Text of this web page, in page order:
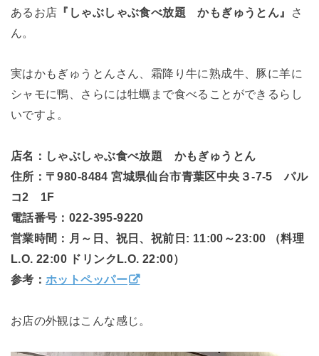
あるお店 『しゃぶしゃぶ食べ放題 かもぎゅうとん』
さ
ん。
実はかもぎゅうとんさん、霜降り牛に熟成牛、豚に羊に
シャモに鴨、さらには牡蠣まで食べることができるらし
いですよ。
店名：しゃぶしゃぶ食べ放題 かもぎゅうとん
住所：〒980-8484 宮城県仙台市青葉区中央３-7-5 パル
コ2 1F
電話番号：022-395-9220
営業時間：月～日、祝日、祝前日: 11:00～23:00 （料理
L.O. 22:00 ドリンクL.O. 22:00）
参考：ホットペッパー
お店の外観はこんな感じ。